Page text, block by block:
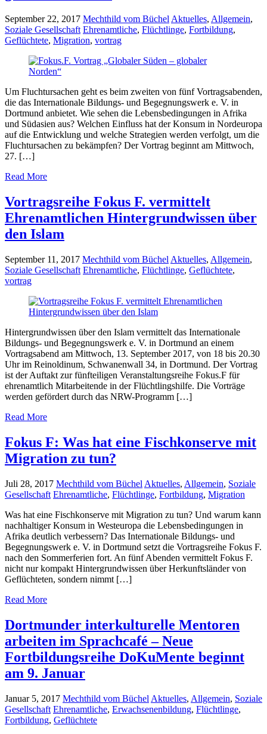
September 22, 2017 Mechthild vom Büchel Aktuelles, Allgemein,
Soziale Gesellschaft Ehrenamtliche, Flüchtlinge, Fortbildung,
Geflüchtete, Migration, vortrag
Um Fluchtursachen geht es beim zweiten von fünf Vortragsabenden,
die das Internationale Bildungs- und Begegnungswerk e. V. in
Dortmund anbietet. Wie sehen die Lebensbedingungen in Afrika
und Südasien aus? Welchen Einfluss hat der Konsum in Nordeuropa
auf die Entwicklung und welche Strategien werden verfolgt, um die
Fluchtursachen zu bekämpfen? Der Vortrag beginnt am Mittwoch,
27. […]
Read More
Vortragsreihe Fokus F. vermittelt
Ehrenamtlichen Hintergrundwissen über
den Islam
September 11, 2017 Mechthild vom Büchel Aktuelles, Allgemein,
Soziale Gesellschaft Ehrenamtliche, Flüchtlinge, Geflüchtete,
vortrag
Hintergrundwissen über den Islam vermittelt das Internationale
Bildungs- und Begegnungswerk e. V. in Dortmund an einem
Vortragsabend am Mittwoch, 13. September 2017, von 18 bis 20.30
Uhr im Reinoldinum, Schwanenwall 34, in Dortmund. Der Vortrag
ist der Auftakt zur fünfteiligen Veranstaltungsreihe Fokus.F für
ehrenamtlich Mitarbeitende in der Flüchtlingshilfe. Die Vorträge
werden gefördert durch das NRW-Programm […]
Read More
Fokus F: Was hat eine Fischkonserve mit
Migration zu tun?
Juli 28, 2017 Mechthild vom Büchel Aktuelles, Allgemein, Soziale
Gesellschaft Ehrenamtliche, Flüchtlinge, Fortbildung, Migration
Was hat eine Fischkonserve mit Migration zu tun? Und warum kann
nachhaltiger Konsum in Westeuropa die Lebensbedingungen in
Afrika deutlich verbessern? Das Internationale Bildungs- und
Begegnungswerk e. V. in Dortmund setzt die Vortragsreihe Fokus F.
nach den Sommerferien fort. An fünf Abenden vermittelt Fokus F.
nicht nur kompakt Hintergrundwissen über Herkunftsländer von
Geflüchteten, sondern nimmt […]
Read More
Dortmunder interkulturelle Mentoren
arbeiten im Sprachcafé – Neue
Fortbildungsreihe DoKuMente beginnt
am 9. Januar
Januar 5, 2017 Mechthild vom Büchel Aktuelles, Allgemein, Soziale
Gesellschaft Ehrenamtliche, Erwachsenenbildung, Flüchtlinge,
Fortbildung, Geflüchtete